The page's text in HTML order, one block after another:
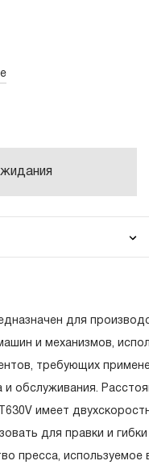
для
и механизмов,
требующих
обслуживания.
имеет
для правки и
пресса, используемое
включает в
поддержания
эксплуатации